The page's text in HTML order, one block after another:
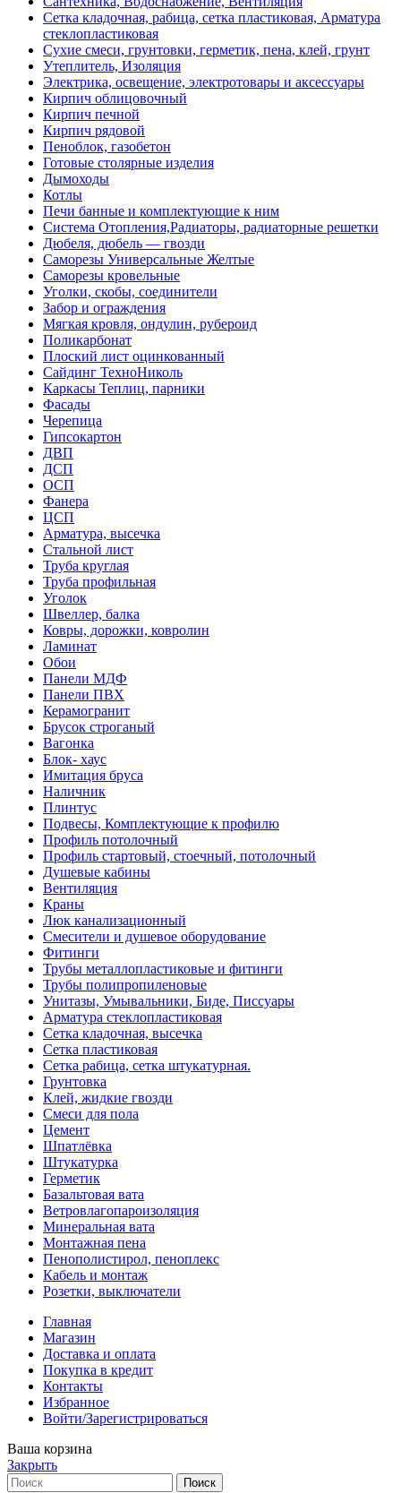
Сетка кладочная, рабица, сетка пластиковая, Арматура
стеклопластиковая
Сухие смеси, грунтовки, герметик, пена, клей, грунт
Утеплитель, Изоляция
Электрика, освещение, электротовары и аксессуары
Кирпич облицовочный
Кирпич печной
Кирпич рядовой
Пеноблок, газобетон
Готовые столярные изделия
Дымоходы
Котлы
Печи банные и комплектующие к ним
Система Отопления,Радиаторы, радиаторные решетки
Дюбеля, дюбель — гвозди
Саморезы Универсальные Желтые
Саморезы кровельные
Уголки, скобы, соединители
Забор и ограждения
Мягкая кровля, ондулин, рубероид
Поликарбонат
Плоский лист оцинкованный
Сайдинг ТехноНиколь
Каркасы Теплиц, парники
Фасады
Черепица
Гипсокартон
ДВП
ДСП
ОСП
Фанера
ЦСП
Арматура, высечка
Стальной лист
Труба круглая
Труба профильная
Уголок
Швеллер, балка
Ковры, дорожки, ковролин
Ламинат
Обои
Панели МДФ
Панели ПВХ
Керамогранит
Брусок строганый
Вагонка
Блок- хаус
Имитация бруса
Наличник
Плинтус
Подвесы, Комплектующие к профилю
Профиль потолочный
Профиль стартовый, стоечный, потолочный
Душевые кабины
Вентиляция
Краны
Люк канализационный
Смесители и душевое оборудование
Фитинги
Трубы металлопластиковые и фитинги
Трубы полипропиленовые
Унитазы, Умывальники, Биде, Писсуары
Арматура стеклопластиковая
Сетка кладочная, высечка
Сетка пластиковая
Сетка рабица, сетка штукатурная.
Грунтовка
Клей, жидкие гвозди
Смеси для пола
Цемент
Шпатлёвка
Штукатурка
Герметик
Базальтовая вата
Ветровлагопароизоляция
Минеральная вата
Монтажная пена
Пенополистирол, пеноплекс
Кабель и монтаж
Розетки, выключатели
Главная
Магазин
Доставка и оплата
Покупка в кредит
Контакты
Избранное
Войти/Зарегистрироваться
Ваша корзина
Закрыть
Поиск